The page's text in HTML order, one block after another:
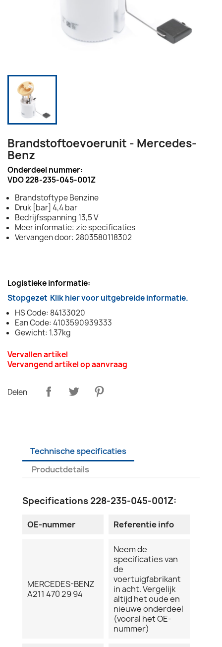
Brandstoftoevoerunit - Mercedes-
Benz
Onderdeel nummer:
VDO 228-235-045-001Z
Brandstoftype Benzine
Druk [bar] 4,4 bar
Bedrijfsspanning 13,5 V
Meer informatie: zie specificaties
Vervangen door: 2803580118302
Logistieke informatie:
Stopgezet Klik hier voor uitgebreide informatie.
HS Code: 84133020
Ean Code: 4103590939333
Gewicht: 1.37kg
Vervallen artikel
Vervangend artikel op aanvraag
Delen
Technische specificaties
Productdetails
Specifications 228-235-045-001Z:
OE-nummer Referentie info
MERCEDES-BENZ
A211 470 29 94
Neem de
specificaties van
de
voertuigfabrikant
in acht. Vergelijk
altijd het oude en
nieuwe onderdeel
(vooral het OE-
nummer)